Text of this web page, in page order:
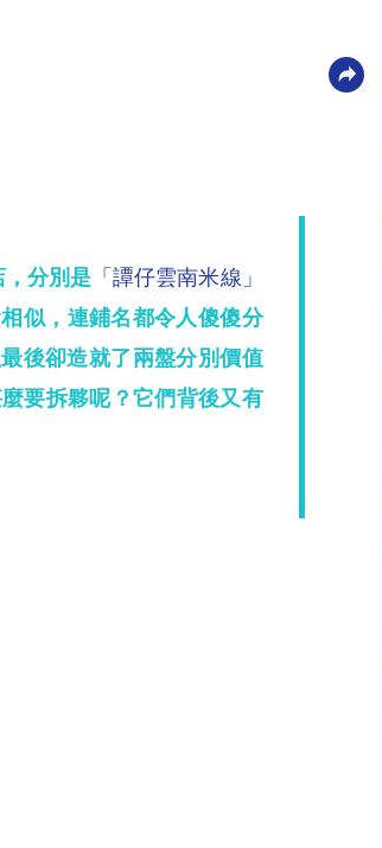
分別是 「譚仔雲南米線」
似，連鋪名都令人傻傻分
後卻造就了兩盤分別價值
要拆夥呢？它們背後又有